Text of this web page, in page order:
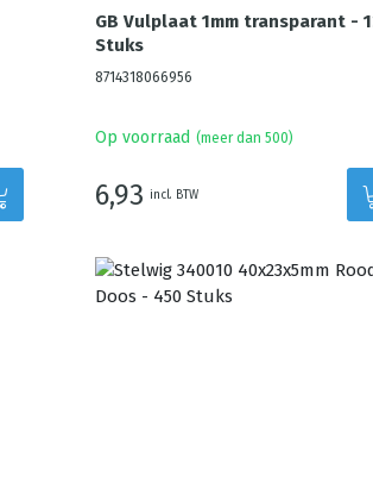
GB Vulplaat 1mm transparant -
Stuks
8714318066956
Op voorraad (meer dan 500)
6,93 incl. BTW